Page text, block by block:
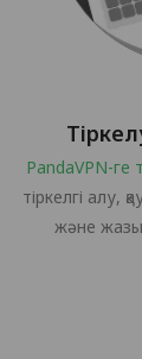
PandaVPN-ге
тіркелгі алу,
және